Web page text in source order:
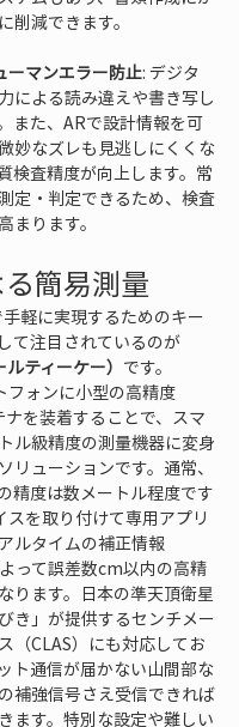
ーマンエラー防止: デジタ
による読み違えや書き写し
また、ARで設計情報を可
妙なズレも見逃しにくくな
検査精度が向上します。常
定・判定できるため、検査
まります。
簡易測量
軽に実現するためのキー
て注目されているのが
ティーケー） です。
フォンに小型の高精度
ナを装着することで、スマ
ル級精度の測量機器に変身
リューションです。通常、
精度は数メートル程度です
スを取り付けて専用アプリ
ルタイムの補正情報
って誤差数cm以内の高精
ります。日本の準天頂衛星
き」が提供するセンチメー
（CLAS）にも対応してお
ト通信が届かない山間部な
補強信号さえ受信できれば
ます。特別な設定や難しい